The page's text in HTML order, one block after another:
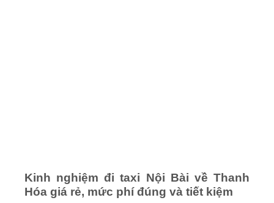
Kinh nghiệm đi taxi Nội Bài về Thanh
Hóa giá rẻ, mức phí đúng và tiết kiệm